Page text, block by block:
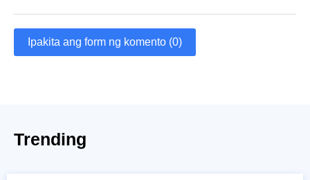
Ipakita ang form ng komento (0)
Trending